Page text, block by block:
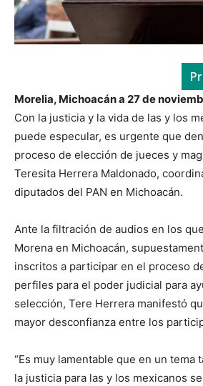
Morelia, Michoacán a 27 de
Con la justicia y la vida de las y los
puede especular, es urgente que
proceso de elección de jueces y
Teresita Herrera Maldonado,
diputados del PAN en Michoacán.
Ante la filtración de audios en los
Morena en Michoacán,
inscritos a participar en el proceso
perfiles para el poder judicial para
selección, Tere Herrera manifestó
mayor desconfianza entre los
“Es muy lamentable que en un tema
la justicia para las y los mexicanos